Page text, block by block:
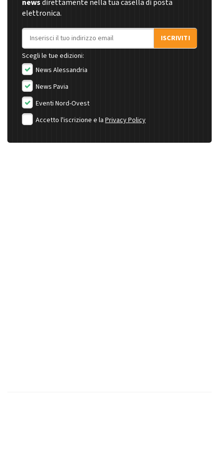
newsdirettamente nella tua casella di posta
elettronica.
Indirizzo email
ISCRIVITI
Scegli le tue edizioni:
News Alessandria
News Pavia
Eventi Nord-Ovest
Accetto l'iscrizione e la Privacy Policy